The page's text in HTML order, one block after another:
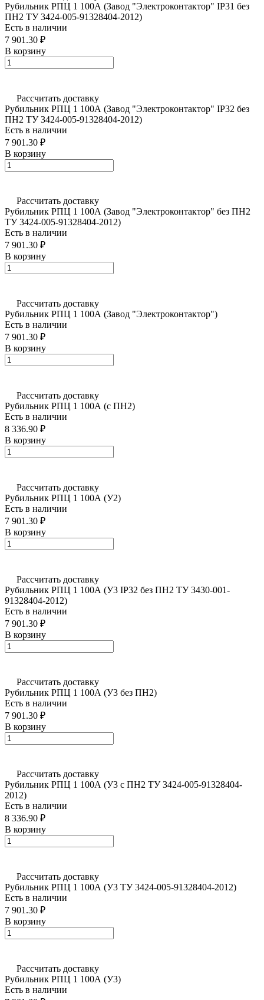
Рубильник РПЦ 1 100А (Завод "Электроконтактор" IP31 без
ПН2 ТУ 3424-005-91328404-2012)
Есть в наличии
7 901.30 ₽
В корзину
Рассчитать доставку
Рубильник РПЦ 1 100А (Завод "Электроконтактор" IP32 без
ПН2 ТУ 3424-005-91328404-2012)
Есть в наличии
7 901.30 ₽
В корзину
Рассчитать доставку
Рубильник РПЦ 1 100А (Завод "Электроконтактор" без ПН2
ТУ 3424-005-91328404-2012)
Есть в наличии
7 901.30 ₽
В корзину
Рассчитать доставку
Рубильник РПЦ 1 100А (Завод "Электроконтактор")
Есть в наличии
7 901.30 ₽
В корзину
Рассчитать доставку
Рубильник РПЦ 1 100А (с ПН2)
Есть в наличии
8 336.90 ₽
В корзину
Рассчитать доставку
Рубильник РПЦ 1 100А (У2)
Есть в наличии
7 901.30 ₽
В корзину
Рассчитать доставку
Рубильник РПЦ 1 100А (У3 IP32 без ПН2 ТУ 3430-001-
91328404-2012)
Есть в наличии
7 901.30 ₽
В корзину
Рассчитать доставку
Рубильник РПЦ 1 100А (У3 без ПН2)
Есть в наличии
7 901.30 ₽
В корзину
Рассчитать доставку
Рубильник РПЦ 1 100А (У3 с ПН2 ТУ 3424-005-91328404-
2012)
Есть в наличии
8 336.90 ₽
В корзину
Рассчитать доставку
Рубильник РПЦ 1 100А (У3 ТУ 3424-005-91328404-2012)
Есть в наличии
7 901.30 ₽
В корзину
Рассчитать доставку
Рубильник РПЦ 1 100А (У3)
Есть в наличии